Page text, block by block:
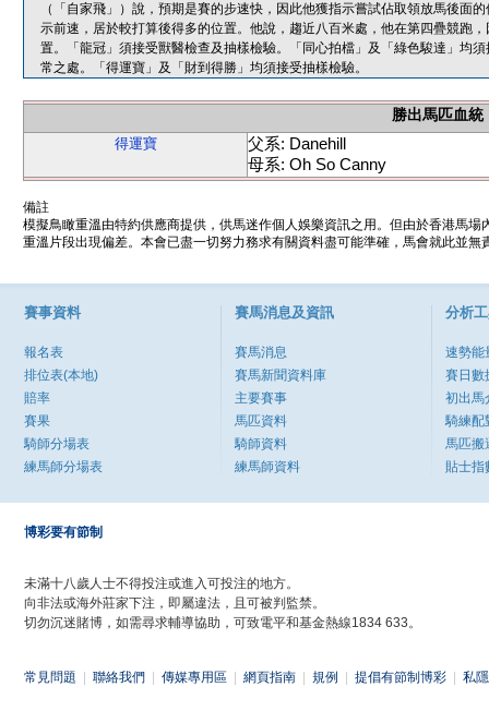
（「自家飛」）說，預期是賽的步速快，因此他獲指示嘗試佔取領放馬後面
示前速，居於較打算後得多的位置。他說，趨近八百米處，他在第四疊競跑
置。「龍冠」須接受獸醫檢查及抽樣檢驗。「同心拍檔」及「綠色駿達」均
常之處。「得運寶」及「財到得勝」均須接受抽樣檢驗。
勝出馬匹血統
得運寶
父系: Danehill
母系: Oh So Canny
備註
模擬鳥瞰重溫由特約供應商提供，供馬迷作個人娛樂資訊之用。但由於香港馬
重溫片段出現偏差。本會已盡一切努力務求有關資料盡可能準確，馬會就此並
賽事資料
報名表
排位表(本地)
賠率
賽果
騎師分場表
練馬師分場表
賽馬消息及資訊
賽馬消息
賽馬新聞資料庫
主要賽事
馬匹資料
騎師資料
練馬師資料
分析
速勢能
賽日數
初出馬
騎練配
馬匹搬
貼士指
博彩要有節制
未滿十八歲人士不得投注或進入可投注的地方。
向非法或海外莊家下注，即屬違法，且可被判監禁。
切勿沉迷賭博，如需尋求輔導協助，可致電平和基金熱線1834 633。
常見問題 聯絡我們 傳媒專用區 網頁指南 規例 提倡有節制博彩 私